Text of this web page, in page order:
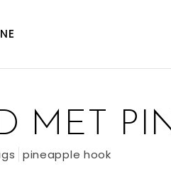
MET
pineapple hook